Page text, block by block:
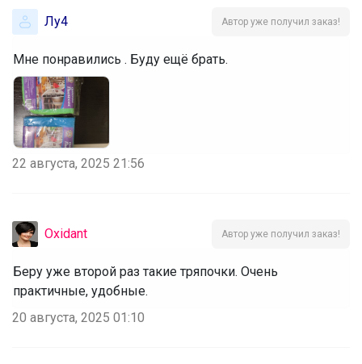
Лу4 Автор уже получил заказ!
Мне понравились . Буду ещё брать.
22 августа, 2025 21:56
Oxidant Автор уже получил заказ!
Беру уже второй раз такие тряпочки. Очень
практичные, удобные.
20 августа, 2025 01:10